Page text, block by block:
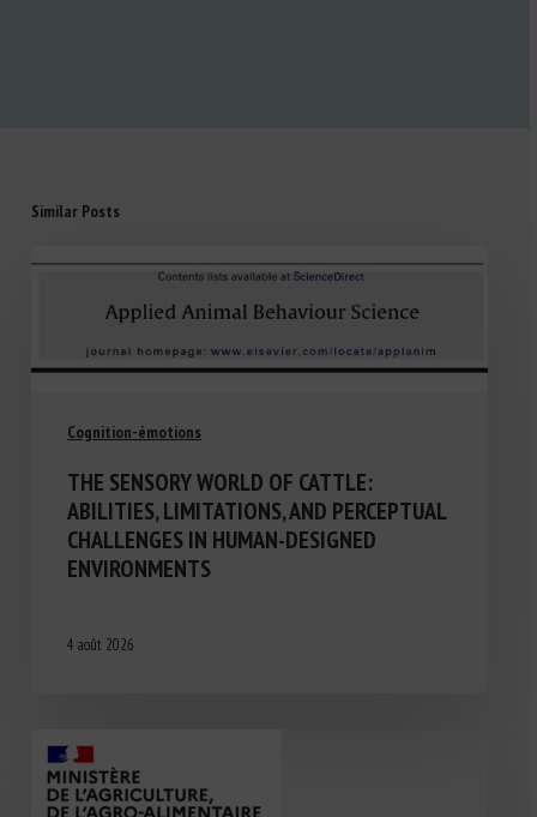
Similar Posts
Cognition-émotions
THE SENSORY WORLD OF CATTLE:
ABILITIES, LIMITATIONS, AND PERCEPTUAL
CHALLENGES IN HUMAN-DESIGNED
ENVIRONMENTS
4 août 2026